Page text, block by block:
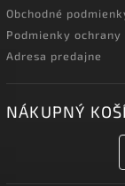
Obchodné
Podmienky
Adresa predajne
NÁKUPNÝ